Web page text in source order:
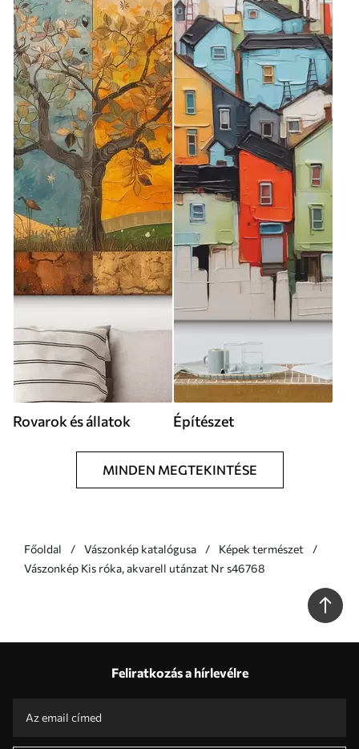
Rovarok és állatok Építészet
MINDEN MEGTEKINTÉSE
Főoldal Vászonkép katalógusa
Képek természet
Vászonkép Kis róka, akvarell utánzat Nr s46768
Feliratkozás a hírlevélre